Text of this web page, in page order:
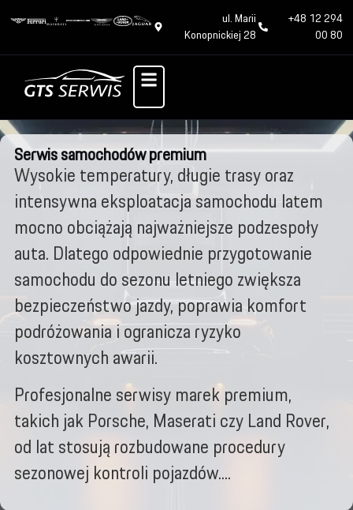
ul. Marii
Konopnickiej 28
+48 12 294
00 80
Serwis samochodów premium
Wysokie temperatury, długie trasy oraz
intensywna eksploatacja samochodu latem
mocno obciążają najważniejsze podzespoły
auta. Dlatego odpowiednie przygotowanie
samochodu do sezonu letniego zwiększa
bezpieczeństwo jazdy, poprawia komfort
podróżowania i ogranicza ryzyko
kosztownych awarii.
Profesjonalne serwisy marek premium,
takich jak Porsche, Maserati czy Land Rover,
od lat stosują rozbudowane procedury
sezonowej kontroli pojazdów....